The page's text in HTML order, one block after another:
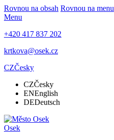
Rovnou na obsah Rovnou na menu
Menu
+420 417 837 202
krtkova@osek.cz
CZČesky
CZČesky
ENEnglish
DEDeutsch
Osek